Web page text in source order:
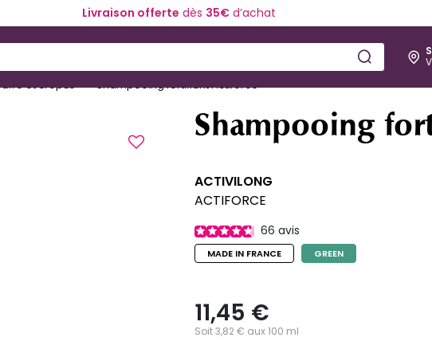
Livraison offerte dès 35€d’achat
Esthétique
et crépus Shampooing fortifiant Actiforce
Shampooing
ACTIVILONG
ACTIFORCE
66 avis
MADE IN FRANCE GREEN
11,45 €
Soit 3,82 € aux 100 ml